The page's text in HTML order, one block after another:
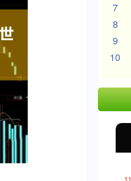
7
8
9
10
-6.85